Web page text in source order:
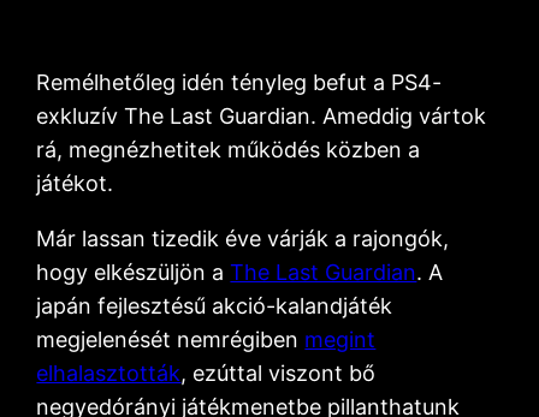
Remélhetőleg idén tényleg befut a PS4-
exkluzív The Last Guardian. Ameddig vártok
rá, megnézhetitek működés közben a
játékot.
Már lassan tizedik éve várják a rajongók,
hogy elkészüljön aThe Last Guardian. A
japán fejlesztésű akció-kalandjáték
megjelenését nemrégiben megint
elhalasztották, ezúttal viszont bő
negyedórányi játékmenetbe pillanthatunk